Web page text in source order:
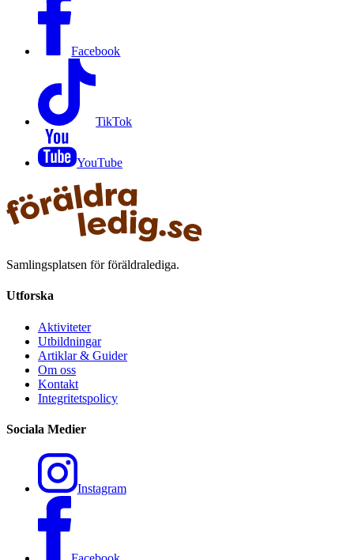
Facebook
TikTok
YouTube
Samlingsplatsen för föräldralediga.
Utforska
Aktiviteter
Utbildningar
Artiklar & Guider
Om oss
Kontakt
Integritetspolicy
Sociala Medier
Instagram